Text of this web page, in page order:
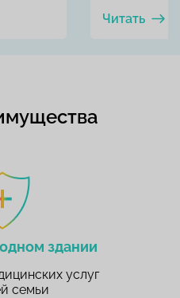
Читать
здании
услуг
семьи